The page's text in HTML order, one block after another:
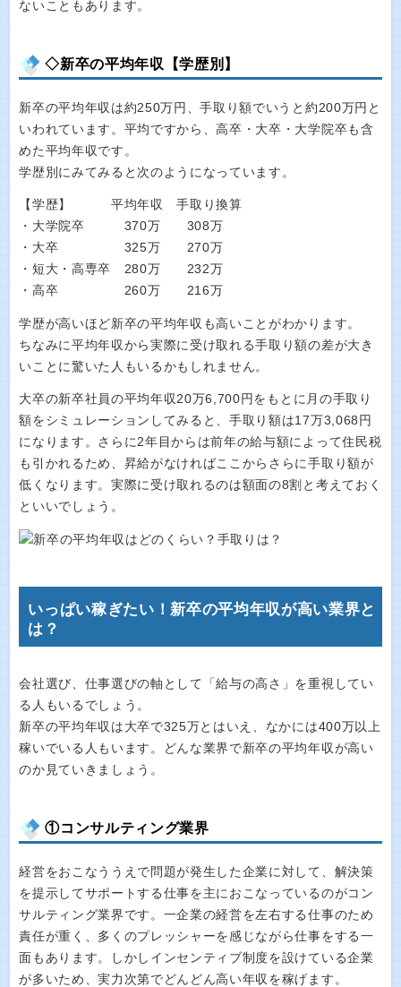
ないこともあります。
◇新卒の平均年収【学歴別】
新卒の平均年収は約250万円、手取り額でいうと約200万円と
いわれています。平均ですから、高卒・大卒・大学院卒も含
めた平均年収です。
学歴別にみてみると次のようになっています。
【学歴】 平均年収 手取り換算
・大学院卒 370万 308万
・大卒 325万 270万
・短大・高専卒 280万 232万
・高卒 260万 216万
学歴が高いほど新卒の平均年収も高いことがわかります。
ちなみに平均年収から実際に受け取れる手取り額の差が大き
いことに驚いた人もいるかもしれません。
大卒の新卒社員の平均年収20万6,700円をもとに月の手取り
額をシミュレーションしてみると、手取り額は17万3,068円
になります。さらに2年目からは前年の給与額によって住民税
も引かれるため、昇給がなければここからさらに手取り額が
低くなります。実際に受け取れるのは額面の8割と考えておく
といいでしょう。
いっぱい稼ぎたい！新卒の平均年収が高い業界と
は？
会社選び、仕事選びの軸として「給与の高さ」を重視してい
る人もいるでしょう。
新卒の平均年収は大卒で325万とはいえ、なかには400万以上
稼いでいる人もいます。どんな業界で新卒の平均年収が高い
のか見ていきましょう。
①コンサルティング業界
経営をおこなううえで問題が発生した企業に対して、解決策
を提示してサポートする仕事を主におこなっているのがコン
サルティング業界です。一企業の経営を左右する仕事のため
責任が重く、多くのプレッシャーを感じながら仕事をする一
面もあります。しかしインセンティブ制度を設けている企業
が多いため、実力次第でどんどん高い年収を稼げます。